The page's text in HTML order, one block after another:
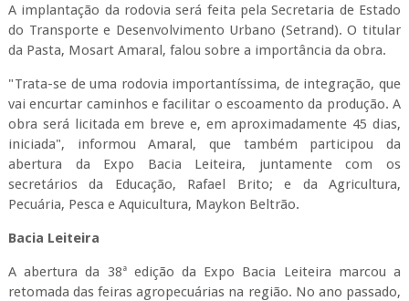
A implantação da rodovia será feita pela Secretaria de Estado
do Transporte e Desenvolvimento Urbano (Setrand). O titular
da Pasta, Mosart Amaral, falou sobre a importância da obra.
"Trata-se de uma rodovia importantíssima, de integração, que
vai encurtar caminhos e facilitar o escoamento da produção. A
obra será licitada em breve e, em aproximadamente 45 dias,
iniciada", informou Amaral, que também participou da
abertura da Expo Bacia Leiteira, juntamente com os
secretários da Educação, Rafael Brito; e da Agricultura,
Pecuária, Pesca e Aquicultura, Maykon Beltrão.
Bacia Leiteira
A abertura da 38ª edição da Expo Bacia Leiteira marcou a
retomada das feiras agropecuárias na região. No ano passado,